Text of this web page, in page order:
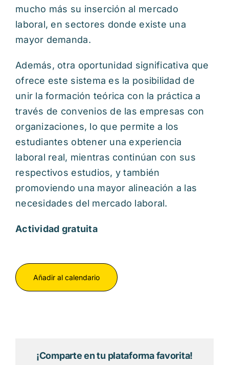
mucho más su inserción al mercado
laboral, en sectores donde existe una
mayor demanda.
Además, otra oportunidad significativa que
ofrece este sistema es la posibilidad de
unir la formación teórica con la práctica a
través de convenios de las empresas con
organizaciones, lo que permite a los
estudiantes obtener una experiencia
laboral real, mientras continúan con sus
respectivos estudios, y también
promoviendo una mayor alineación a las
necesidades del mercado laboral.
Actividad gratuita
Añadir al calendario
¡Comparte en tu plataforma favorita!